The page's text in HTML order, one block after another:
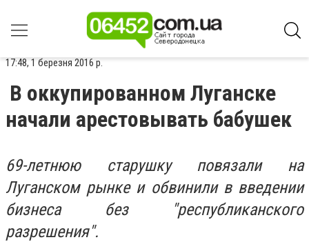
17:48, 1 березня 2016 р.
В оккупированном Луганске
начали арестовывать бабушек
69-летнюю старушку повязали на
Луганском рынке и обвинили в введении
бизнеса без "республиканского
разрешения".